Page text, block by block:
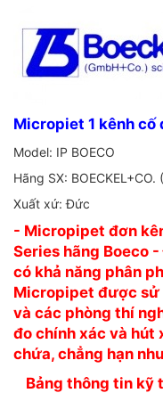
Micropiet 1 kênh
Model: IP BOECO
Hãng SX:
Xuất xứ: Đức
- Micropipet đơn
Series hãng Boeco
có khả năng phân
Micropipet được sử
và các phòng thí
đo chính xác và hút
chứa, chẳng hạn
Bảng thông tin kỹ